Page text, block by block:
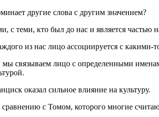
другие слова с другим значением?
с теми, кто был до нас и является частью
из нас лицо ассоциируется с какими-
связываем лицо с определенными
оказал сильное влияние на культуру.
с Томом, которого многие